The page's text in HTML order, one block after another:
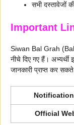
सभी दस्तावेजों
Important
Siwan Bal Grah
नीचे दिए गए हैं।
जानकारी प्राप्त कर
Notification
Official